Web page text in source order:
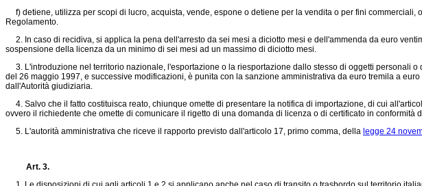
f) detiene, utilizza per scopi di lucro, acquista, vende, espone o detiene per la vendita o per fini
Regolamento.
2. In caso di recidiva, si applica la pena dell'arresto da sei mesi a diciotto mesi e dell'ammenda da euro
sospensione della licenza da un minimo di sei mesi ad un massimo di diciotto mesi.
3. L'introduzione nel territorio nazionale, l'esportazione o la riesportazione dallo stesso di oggetti personali
del 26 maggio 1997, e successive modificazioni, è punita con la sanzione amministrativa da euro tremila a
dall'Autorità giudiziaria.
4. Salvo che il fatto costituisca reato, chiunque omette di presentare la notifica di importazione, di cui
ovvero il richiedente che omette di comunicare il rigetto di una domanda di licenza o di certificato in
5. L'autorità amministrativa che riceve il rapporto previsto dall'articolo 17, primo comma, della legge 24
Art. 3.